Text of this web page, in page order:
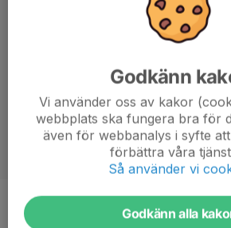
Position
-
Godkänn
Vi använder oss av kakor
webbplats ska fungera bra för
även för webbanalys i syfte
förbättra våra
Så använder vi
Godkänn alla